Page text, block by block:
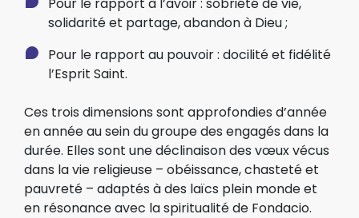
solidarité et partage, abandon à Dieu ;
Pour le rapport au pouvoir : docilité et fidélité
l’Esprit Saint.
Ces trois dimensions sont approfondies d’année
en année au sein du groupe des engagés dans la
durée. Elles sont une déclinaison des vœux vécus
dans la vie religieuse – obéissance, chasteté et
pauvreté – adaptés à des laïcs plein monde et
en résonance avec la spiritualité de Fondacio.